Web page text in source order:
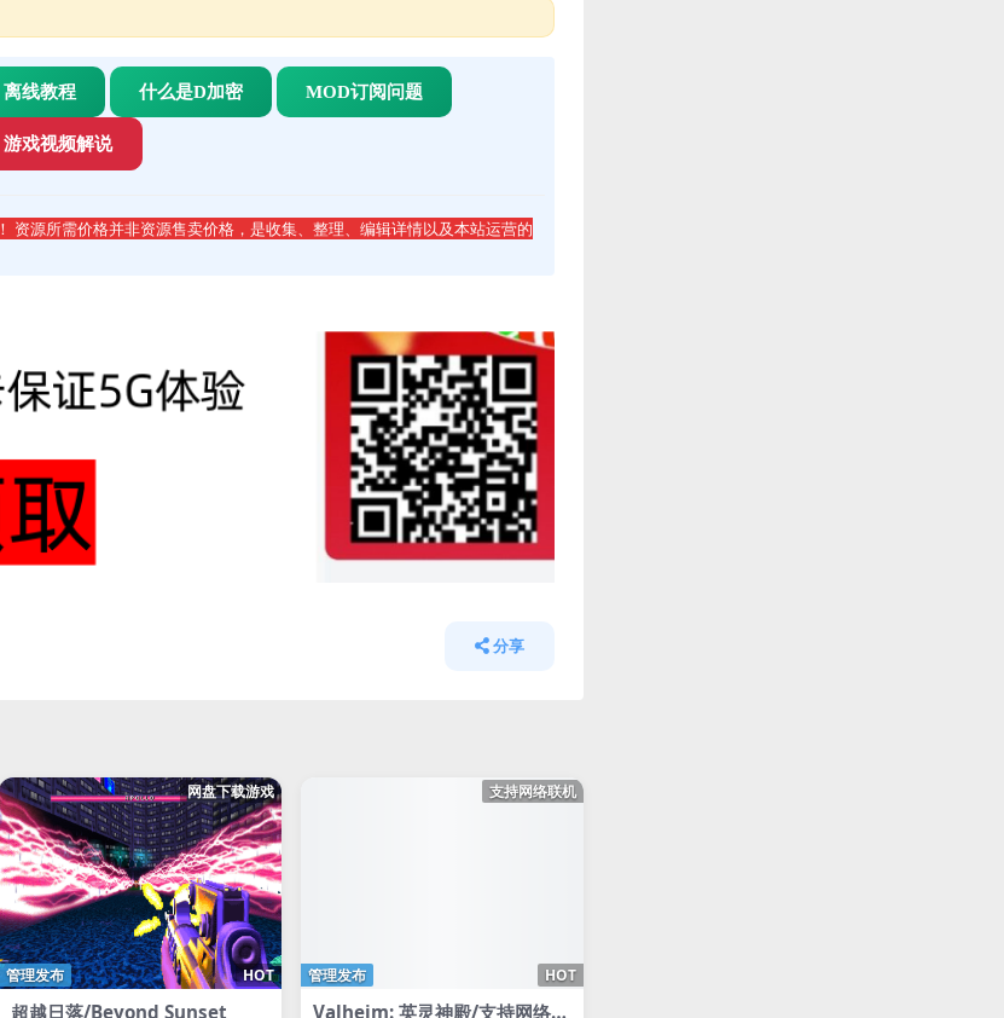
离线教程 什么是D加密 MOD订阅问题
游戏视频解说
！ 资源所需价格并非资源售卖价格，是收集、整理、编辑详情以及本站运营的
分享
网盘下载游戏
HOT
管理发布
超越日落/Beyond Sunset
支持网络联机
HOT
管理发布
Valheim: 英灵神殿/支持网络联